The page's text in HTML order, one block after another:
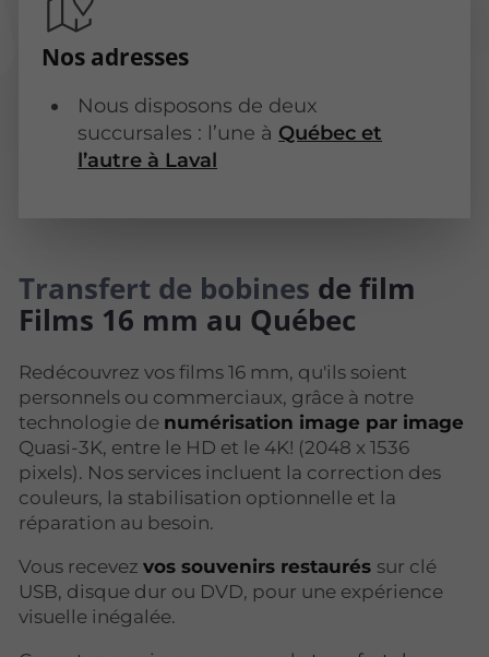
Nos adresses
Nous disposons de deux
succursales : l’une à Québec et
l’autre à Laval
Transfert de bobines de film
Films 16 mm au Québec
Redécouvrez vos films 16 mm, qu'ils soient
personnels ou commerciaux, grâce à notre
technologie de numérisation image par image
Quasi-3K, entre le HD et le 4K! (2048 x 1536
pixels). Nos services incluent la correction des
couleurs, la stabilisation optionnelle et la
réparation au besoin.
Vous recevezvos souvenirs restaurés sur clé
USB, disque dur ou DVD, pour une expérience
visuelle inégalée.